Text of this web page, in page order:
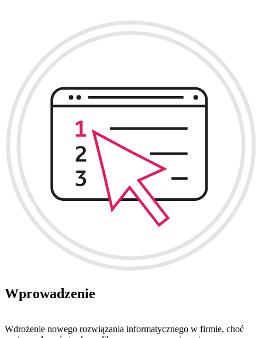
Wprowadzenie
Wdrożenie nowego rozwiązania informatycznego w firmie, choć